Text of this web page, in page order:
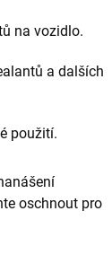
na vozidlo.
a dalších
použití.
oschnout pro